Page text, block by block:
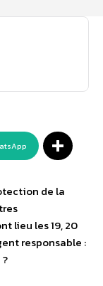
de la
lieu les 19, 20
responsable :